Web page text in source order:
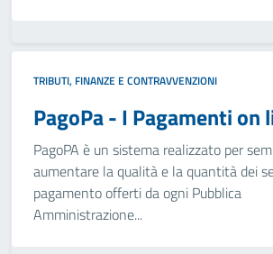
TRIBUTI, FINANZE E CONTRAVVENZIONI
PagoPa - I Pagamenti on
PagoPA è un sistema realizzato per
aumentare la qualità e la quantità dei
pagamento offerti da ogni Pubblica
Amministrazione...